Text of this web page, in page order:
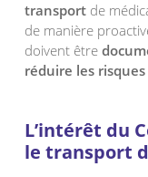
transportde
de manière
doivent être
réduire les
L’intérêt du
le transport